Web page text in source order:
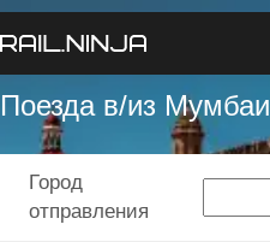
Поезда в/из Мумбаи
Город
отправления